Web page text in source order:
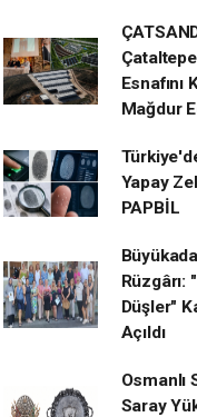
Esnafını
Mağdur
Yapay
PAPBİL
Rüzgârı:
Düşler"
Açıldı
Osmanlı
Saray